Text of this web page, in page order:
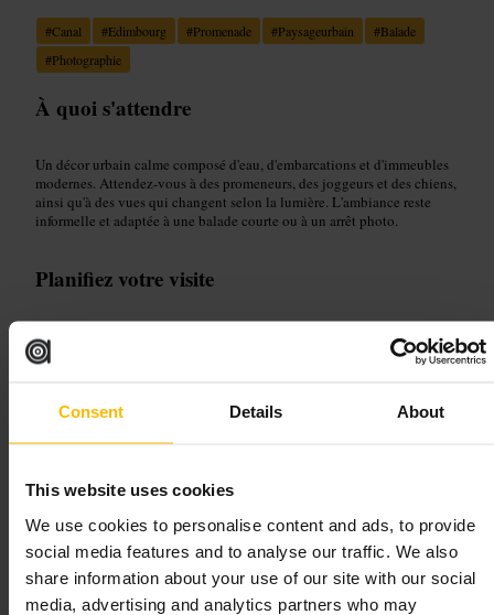
Consent Details About
This website uses cookies
We use cookies to personalise content and ads, to provide
social media features and to analyse our traffic. We also
share information about your use of our site with our social
media, advertising and analytics partners who may
#Canal #Edimbourg #Promenade #Paysageurbain #Balade
#Photographie
À quoi s'attendre
Un décor urbain calme composé d'eau, d'embarcations et d'immeubles
modernes. Attendez-vous à des promeneurs, des joggeurs et des chiens,
ainsi qu'à des vues qui changent selon la lumière. L'ambiance reste
informelle et adaptée à une balade courte ou à un arrêt photo.
Planifiez votre visite
Prévoyez des chaussures confortables pour marcher le long du chemin
de halage. Combinez la visite avec un café ou un restaurant dans les
alentours et prolongez la balade le long du canal si vous avez le temps.
détails des péniches.
Lochrin Basin, Fountainbridge, Edinburgh EH3 9QG, Royaume-Uni
Floral Clock
Sites remarquables et plein air •Monument
4,4
4,1